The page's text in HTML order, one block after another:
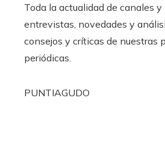
Toda la actualidad de canales
entrevistas, novedades y
consejos y críticas de nuestras
periódicas.
PUNTIAGUDO